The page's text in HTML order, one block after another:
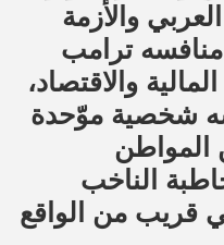
والأزمة
ترامب
والاقتصاد،
شخصية موّحدة
المواطن
الناخب
قريب من الواقع